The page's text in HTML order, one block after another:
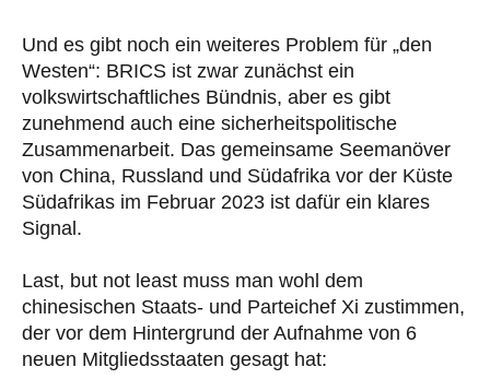
Und es gibt noch ein weiteres Problem für „den
Westen“: BRICS ist zwar zunächst ein
volkswirtschaftliches Bündnis, aber es gibt
zunehmend auch eine sicherheitspolitische
Zusammenarbeit. Das gemeinsame Seemanöver
von China, Russland und Südafrika vor der Küste
Südafrikas im Februar 2023 ist dafür ein klares
Signal.
Last, but not least muss man wohl dem
chinesischen Staats- und Parteichef Xi zustimmen,
der vor dem Hintergrund der Aufnahme von 6
neuen Mitgliedsstaaten gesagt hat: